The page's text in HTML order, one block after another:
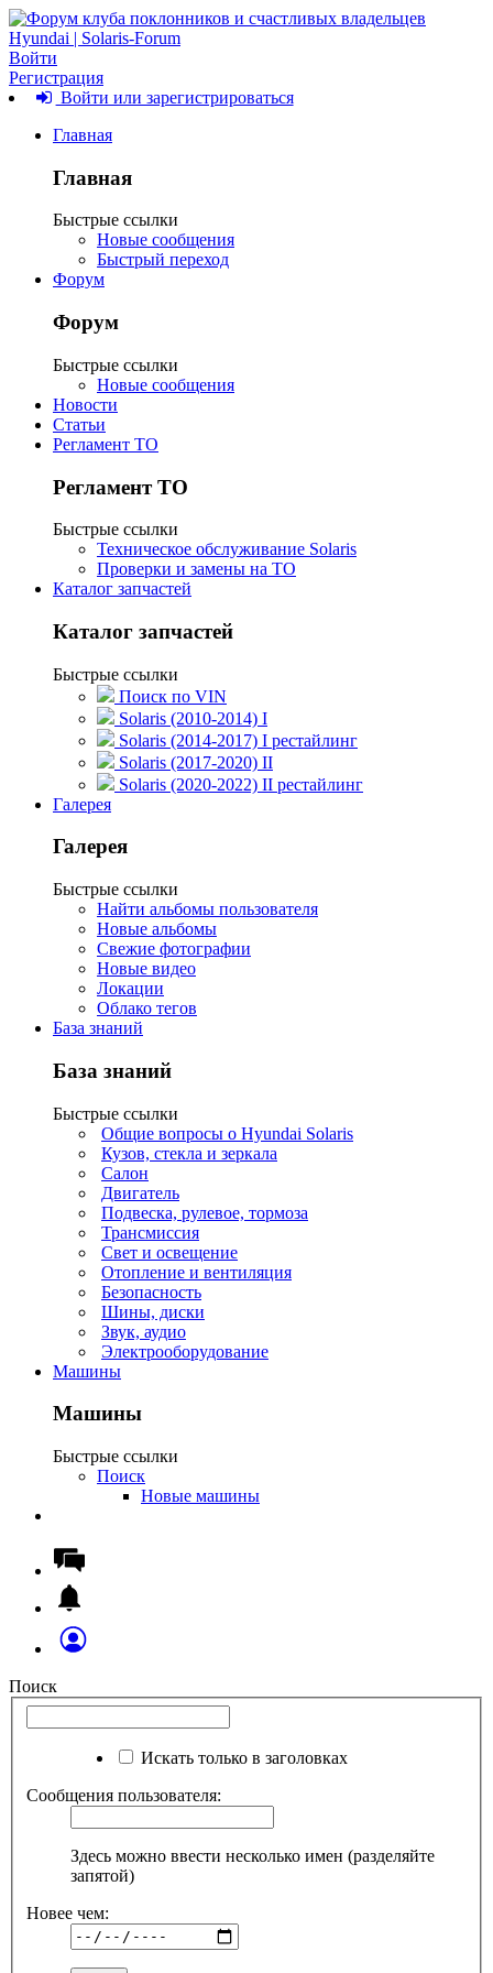
Войти
Регистрация
Войти или зарегистрироваться
Главная
Главная
Быстрые ссылки
Новые сообщения
Быстрый переход
Форум
Форум
Быстрые ссылки
Новые сообщения
Новости
Статьи
Регламент ТО
Регламент ТО
Быстрые ссылки
Техническое обслуживание Solaris
Проверки и замены на ТО
Каталог запчастей
Каталог запчастей
Быстрые ссылки
Поиск по VIN
Solaris (2010-2014) I
Solaris (2014-2017) I рестайлинг
Solaris (2017-2020) II
Solaris (2020-2022) II рестайлинг
Галерея
Галерея
Быстрые ссылки
Найти альбомы пользователя
Новые альбомы
Свежие фотографии
Новые видео
Локации
Облако тегов
База знаний
База знаний
Быстрые ссылки
Общие вопросы о Hyundai Solaris
Кузов, стекла и зеркала
Салон
Двигатель
Подвеска, рулевое, тормоза
Трансмиссия
Свет и освещение
Отопление и вентиляция
Безопасность
Шины, диски
Звук, аудио
Электрооборудование
Машины
Машины
Быстрые ссылки
Поиск
Новые машины
Поиск
Искать только в заголовках
Сообщения пользователя:
Здесь можно ввести несколько имен (разделяйте
запятой)
Новее чем: